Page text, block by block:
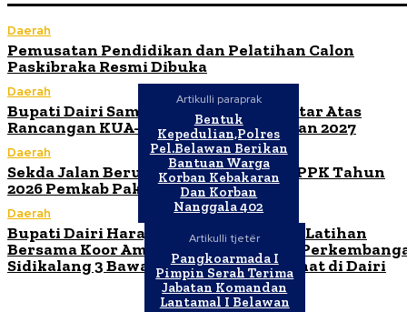
Daerah
Pemusatan Pendidikan dan Pelatihan Calon
Paskibraka Resmi Dibuka
Daerah
Bupati Dairi Sampaikan Nota Pengantar Atas
Rancangan KUA-PPAS Tahun Anggaran 2027
Daerah
Sekda Jalan Berutu Buka Orientasi PPPK Tahun
2026 Pemkab Pakpak Bharat
Daerah
Bupati Dairi Harap Ibadah Malam dan Latihan
Bersama Koor Ama Maranatha HKBP
Sidikalang 3 Bawa Kebaikan untuk Umat di Dairi
Artikulli paraprak
Bentuk
Kepedulian,Polres
Pel.Belawan Berikan
Bantuan Warga
Korban Kebakaran
Dan Korban
Nanggala 402
Artikulli tjetër
Pangkoarmada I
Pimpin Serah Terima
Jabatan Komandan
Lantamal I Belawan